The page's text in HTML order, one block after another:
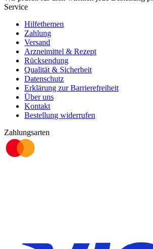
Service
Hilfethemen
Zahlung
Versand
Arzneimittel & Rezept
Rücksendung
Qualität & Sicherheit
Datenschutz
Erklärung zur Barrierefreiheit
Über uns
Kontakt
Bestellung widerrufen
Zahlungsarten